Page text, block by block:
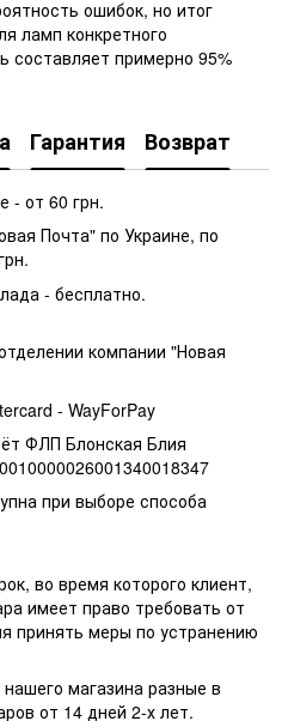
ошибок, но итог
ламп конкретного
составляет примерно 95%
Гарантия Возврат
- от 60 грн.
Почта" по Украине, по
- бесплатно.
компании "Новая
- WayForPay
ФЛП Блонская Блия
при выборе способа
во время которого клиент,
имеет право требовать от
принять меры по устранению
магазина разные в
от 14 дней 2-х лет.